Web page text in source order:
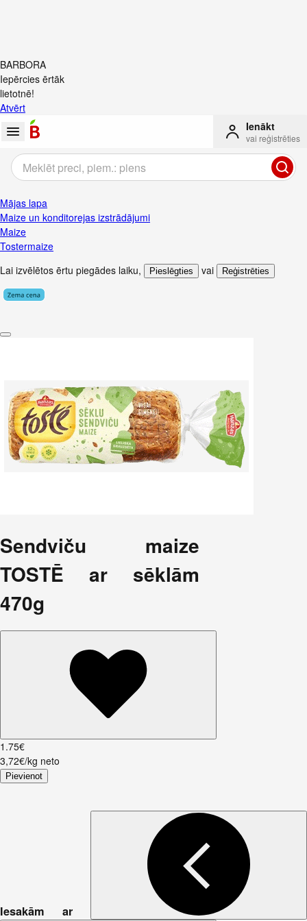
BARBORA
Iepērcies ērtāk
lietotnē!
Atvērt
Ienākt
vai reģistrēties
Mājas lapa
Maize un konditorejas izstrādājumi
Maize
Tostermaize
Lai izvēlētos ērtu piegādes laiku, Pieslēgties vai Reģistrēties
Sendviču maize
TOSTĒ ar sēklām
470g
1 .75€
3,72€/kg neto
Pievienot
Iesakām ar